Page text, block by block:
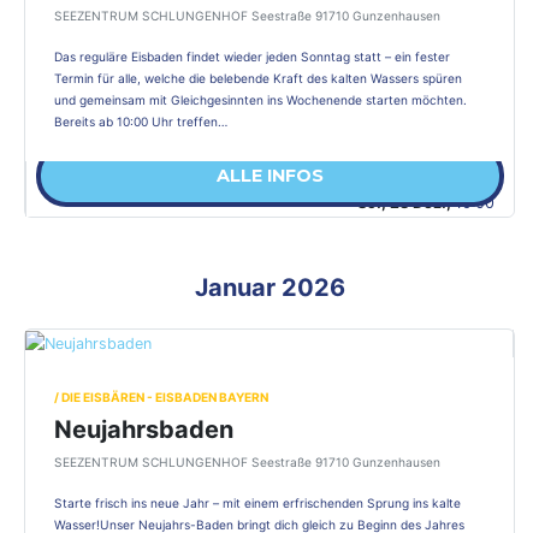
SEEZENTRUM SCHLUNGENHOF Seestraße 91710 Gunzenhausen
Das reguläre Eisbaden findet wieder jeden Sonntag statt – ein fester
Termin für alle, welche die belebende Kraft des kalten Wassers spüren
und gemeinsam mit Gleichgesinnten ins Wochenende starten möchten.
Bereits ab 10:00 Uhr treffen…
So., 28 Dez.,10:00
ALLE INFOS
Januar 2026
/ DIE EISBÄREN - EISBADEN BAYERN
Neujahrsbaden
SEEZENTRUM SCHLUNGENHOF Seestraße 91710 Gunzenhausen
Starte frisch ins neue Jahr – mit einem erfrischenden Sprung ins kalte
Wasser!Unser Neujahrs-Baden bringt dich gleich zu Beginn des Jahres